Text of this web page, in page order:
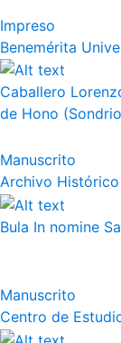
Impreso
Benemérita
Caballero
de Hono
Manuscrito
Archivo
Bula In nomine
Manuscrito
Centro de